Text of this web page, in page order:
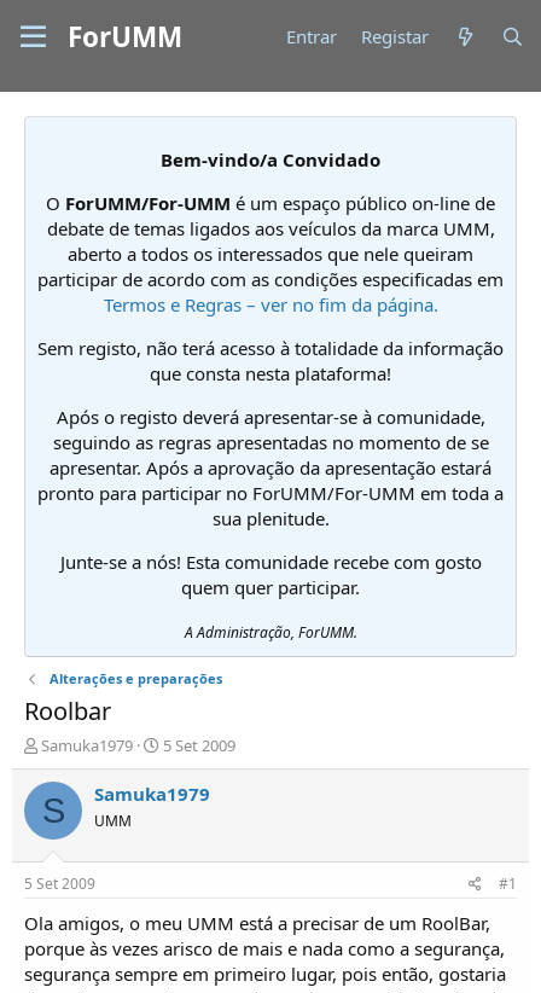
ForUMM Entrar Registar
Bem-vindo/a Convidado
O ForUMM/For-UMM é um espaço público on-line de
debate de temas ligados aos veículos da marca UMM,
aberto a todos os interessados que nele queiram
participar de acordo com as condições especificadas em
Termos e Regras – ver no fim da página.
Sem registo, não terá acesso à totalidade da informação
que consta nesta plataforma!
Após o registo deverá apresentar-se à comunidade,
seguindo as regras apresentadas no momento de se
apresentar. Após a aprovação da apresentação estará
pronto para participar no ForUMM/For-UMM em toda a
sua plenitude.
Junte-se a nós! Esta comunidade recebe com gosto
quem quer participar.
A Administração, ForUMM.
Alterações e preparações
Roolbar
I
n
i
c
i
d
o
r
e
T
Samuka1979
D
a
t
í
i
o
5 Set 2009
S Samuka1979
UMM
5 Set 2009 #1
Ola amigos, o meu UMM está a precisar de um RoolBar,
porque às vezes arisco de mais e nada como a segurança,
segurança sempre em primeiro lugar, pois então, gostaria